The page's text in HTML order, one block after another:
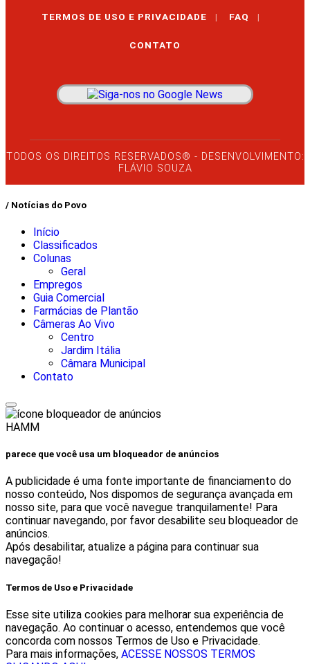
TERMOS DE USO E PRIVACIDADE | FAQ |
CONTATO
TODOS OS DIREITOS RESERVADOS® - DESENVOLVIMENTO:
FLÁVIO SOUZA
/ Notícias do Povo
Início
Classificados
Colunas
Geral
Empregos
Guia Comercial
Farmácias de Plantão
Câmeras Ao Vivo
Centro
Jardim Itália
Câmara Municipal
Contato
HAMM
parece que você usa um bloqueador de anúncios
A publicidade é uma fonte importante de financiamento do
nosso conteúdo, Nos dispomos de segurança avançada em
nosso site, para que você navegue tranquilamente! Para
continuar navegando, por favor desabilite seu bloqueador de
anúncios.
Após desabilitar, atualize a página para continuar sua
navegação!
Termos de Uso e Privacidade
Esse site utiliza cookies para melhorar sua experiência de
navegação. Ao continuar o acesso, entendemos que você
concorda com nossos Termos de Uso e Privacidade.
Para mais informações, ACESSE NOSSOS TERMOS